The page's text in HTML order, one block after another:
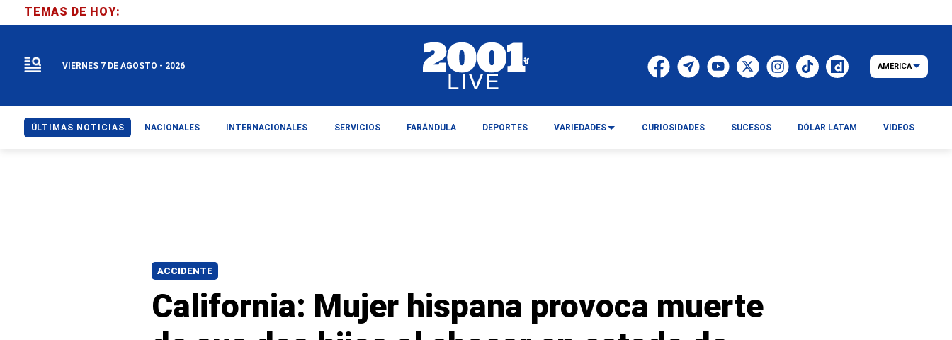
ACCIDENTE
California: Mujer hispana provoca muerte
TEMAS DE HOY:
VIERNES 7 DE AGOSTO - 2026 AMÉRICA
ÚLTIMAS NOTICIAS NACIONALES INTERNACIONALES SERVICIOS FARÁNDULA DEPORTES VARIEDADES CURIOSIDADES SUCESOS DÓLAR LATAM VIDEOS